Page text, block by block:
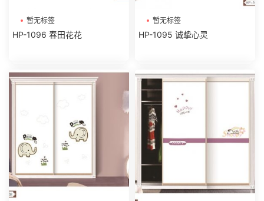
暂无标签
HP-1096 春田花花
暂无标签
HP-1095 诚挚心灵